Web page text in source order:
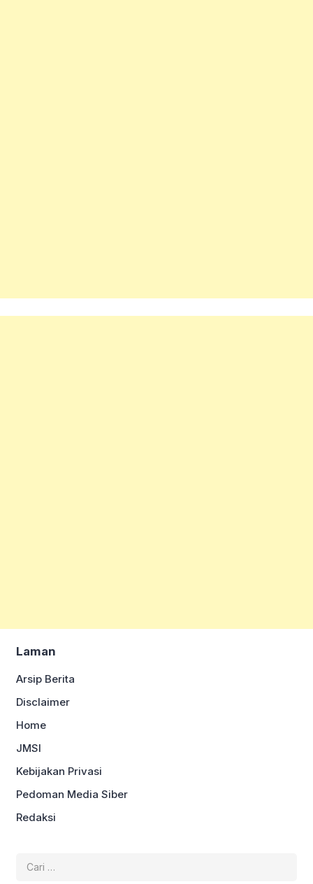
Laman
Arsip Berita
Disclaimer
Home
JMSI
Kebijakan Privasi
Pedoman Media Siber
Redaksi
untuk: